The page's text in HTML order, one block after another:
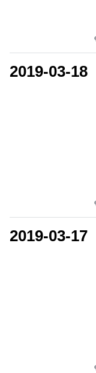
2019-03-18
2019-03-17